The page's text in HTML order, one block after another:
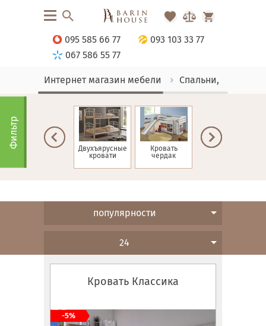
095 585 66 77
093 103 33 77
067 586 55 77
Интернет магазин мебели Спальни, Кровати
Односпальные
Двухъярусные
кровати
Кровать
чердак
Детские
Фильтр
популярности
24
Кровать Классика
-5%